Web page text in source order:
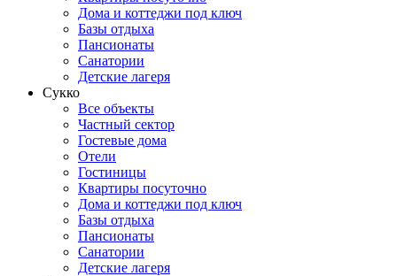
Дома и коттеджи под ключ
Базы отдыха
Пансионаты
Санатории
Детские лагеря
Сукко
Все объекты
Частный сектор
Гостевые дома
Отели
Гостиницы
Квартиры посуточно
Дома и коттеджи под ключ
Базы отдыха
Пансионаты
Санатории
Детские лагеря